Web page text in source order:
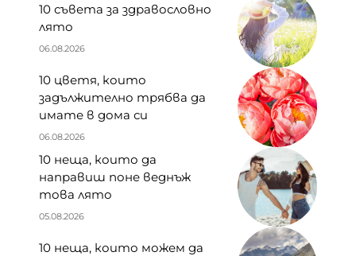
10 съвета за здравословно
лято
06.08.2026
10 цветя, които
задължително трябва да
имате в дома си
06.08.2026
10 неща, които да
направиш поне веднъж
това лято
05.08.2026
10 неща, които можем да